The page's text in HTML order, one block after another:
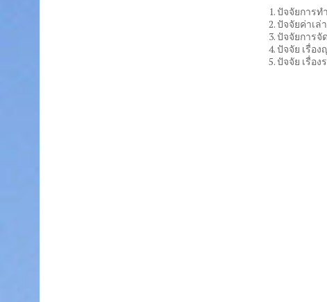
1. ปัจจัยการ
2. ปัจจัยค่าเ
3. ปัจจัยการ
4. ปัจจัย เรื่อ
5. ปัจจัย เรื่อ